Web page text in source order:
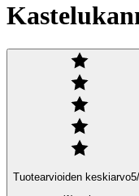
Tuotearvioiden keskiarvo5